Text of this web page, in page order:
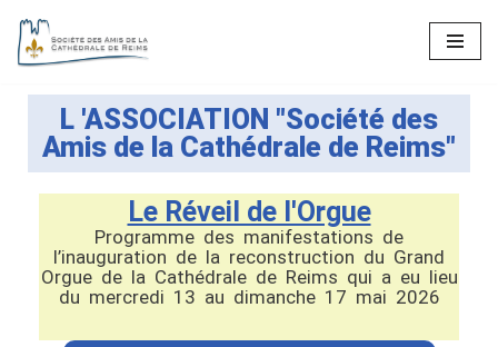
Aller
contenuL 'ASSOCIATION "Société des
Amis de la Cathédrale de Reims"
Actualités 2026
Le Réveil de l'Orgue
Programme des manifestations de
l’inauguration de la reconstruction du Grand
Orgue de la Cathédrale de Reims qui a eu lieu
du mercredi 13 au dimanche 17 mai 2026